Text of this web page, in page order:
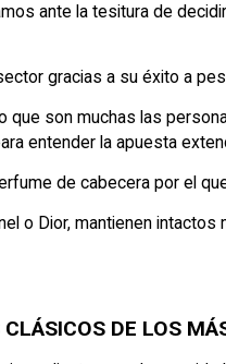
ante la tesitura de
gracias a su éxito a
son muchas las
entender la apuesta
de cabecera por el
o Dior, mantienen
DE LOS